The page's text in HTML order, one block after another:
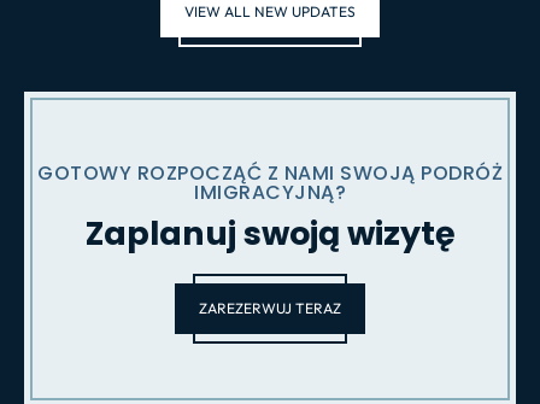
VIEW ALL NEW UPDATES
GOTOWY ROZPOCZĄĆ Z NAMI SWOJĄ PODRÓŻ
IMIGRACYJNĄ?
Zaplanuj swoją wizytę
ZAREZERWUJ TERAZ